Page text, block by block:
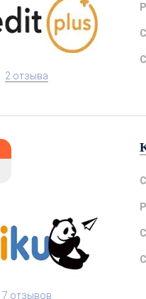
2 отзыва
7 отзывов